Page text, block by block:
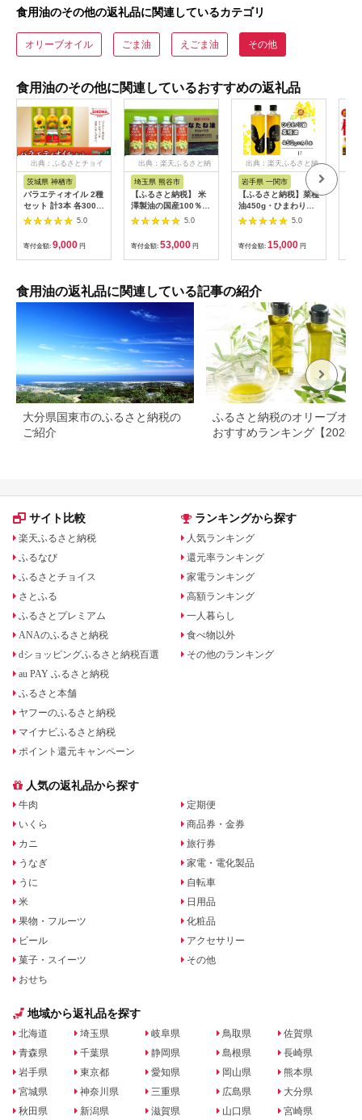
食用油のその他の返礼品に関連しているカテゴリ
オリーブオイル ごま油 えごま油 その他
食用油のその他に関連しているおすすめの返礼品
出典：ふるさとチョイ
茨城県 神栖市
バラエティオイル 2種
セット 計3本 各300g
オレインリッチ べに
花油 食用油 油
5.0
寄付金額: 9,000 円
出典：楽天ふるさと納
埼玉県 熊谷市
【ふるさと納税】 米
澤製油の国産100％な
たね油12缶セット
5.0
寄付金額: 53,000 円
出典：楽天ふるさと納
岩手県 一関市
【ふるさと納税】菜種
油450g・ひまわり油
450gセット 菜種油 ひ
5.0
寄付金額: 15,000 円
食用油の返礼品に関連している記事の紹介
大分県国東市のふるさと納税の
ご紹介
ふるさと納税のオリーブオイ
おすすめランキング【2026
サイト比較
楽天ふるさと納税
ふるなび
ふるさとチョイス
さとふる
ふるさとプレミアム
ANAのふるさと納税
dショッピングふるさと納税百選
au PAY ふるさと納税
ふるさと本舗
ヤフーのふるさと納税
マイナビふるさと納税
ポイント還元キャンペーン
ランキングから探す
人気ランキング
還元率ランキング
家電ランキング
高額ランキング
一人暮らし
食べ物以外
その他のランキング
人気の返礼品から探す
牛肉
いくら
カニ
うなぎ
うに
米
果物・フルーツ
ビール
菓子・スイーツ
おせち
定期便
商品券・金券
旅行券
家電・電化製品
自転車
日用品
化粧品
アクセサリー
その他
地域から返礼品を探す
北海道
青森県
岩手県
宮城県
秋田県
埼玉県
千葉県
東京都
神奈川県
新潟県
岐阜県
静岡県
愛知県
三重県
滋賀県
鳥取県
島根県
岡山県
広島県
山口県
佐賀県
長崎県
熊本県
大分県
宮崎県